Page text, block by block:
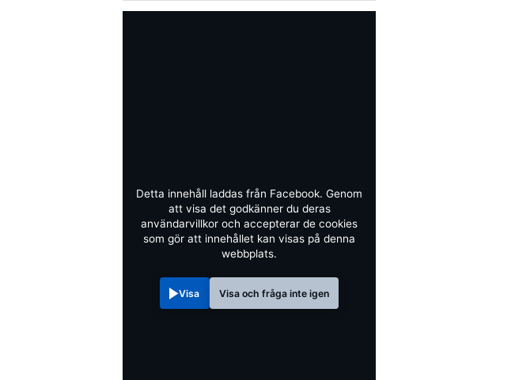
Detta innehåll laddas från Facebook. Genom
att visa det godkänner du deras
användarvillkor och accepterar de cookies
som gör att innehållet kan visas på denna
webbplats.
Visa Visa och fråga inte igen